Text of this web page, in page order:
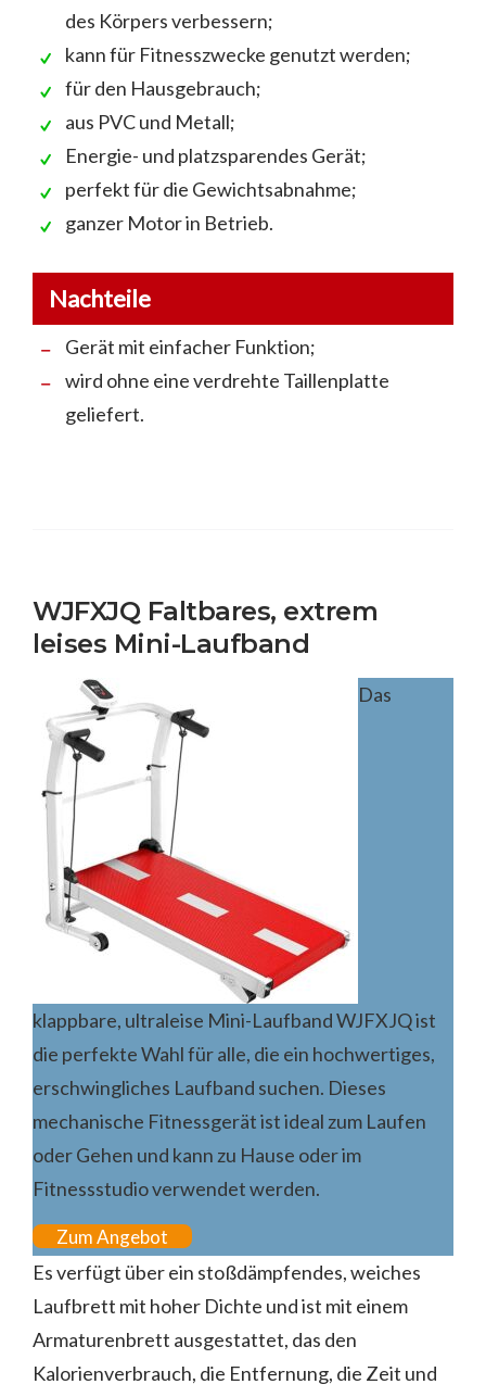
des Körpers verbessern;
kann für Fitnesszwecke genutzt werden;
für den Hausgebrauch;
aus PVC und Metall;
Energie- und platzsparendes Gerät;
perfekt für die Gewichtsabnahme;
ganzer Motor in Betrieb.
Nachteile
Gerät mit einfacher Funktion;
wird ohne eine verdrehte Taillenplatte
geliefert.
WJFXJQ Faltbares, extrem
leises Mini-Laufband
Das
klappbare, ultraleise Mini-Laufband WJFXJQ ist
die perfekte Wahl für alle, die ein hochwertiges,
erschwingliches Laufband suchen. Dieses
mechanische Fitnessgerät ist ideal zum Laufen
oder Gehen und kann zu Hause oder im
Fitnessstudio verwendet werden.
Zum Angebot
Es verfügt über ein stoßdämpfendes, weiches
Laufbrett mit hoher Dichte und ist mit einem
Armaturenbrett ausgestattet, das den
Kalorienverbrauch, die Entfernung, die Zeit und